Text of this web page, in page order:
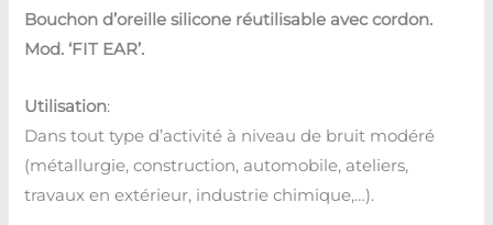
Bouchon d’oreille silicone réutilisable avec cordon.
Mod. ‘FIT EAR’.
Utilisation:
Dans tout type d’activité à niveau de bruit modéré
(métallurgie, construction, automobile, ateliers,
travaux en extérieur, industrie chimique,…).